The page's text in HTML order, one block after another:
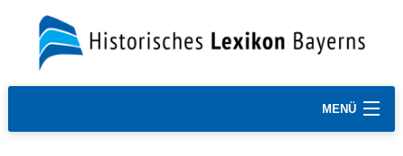
MENÜ